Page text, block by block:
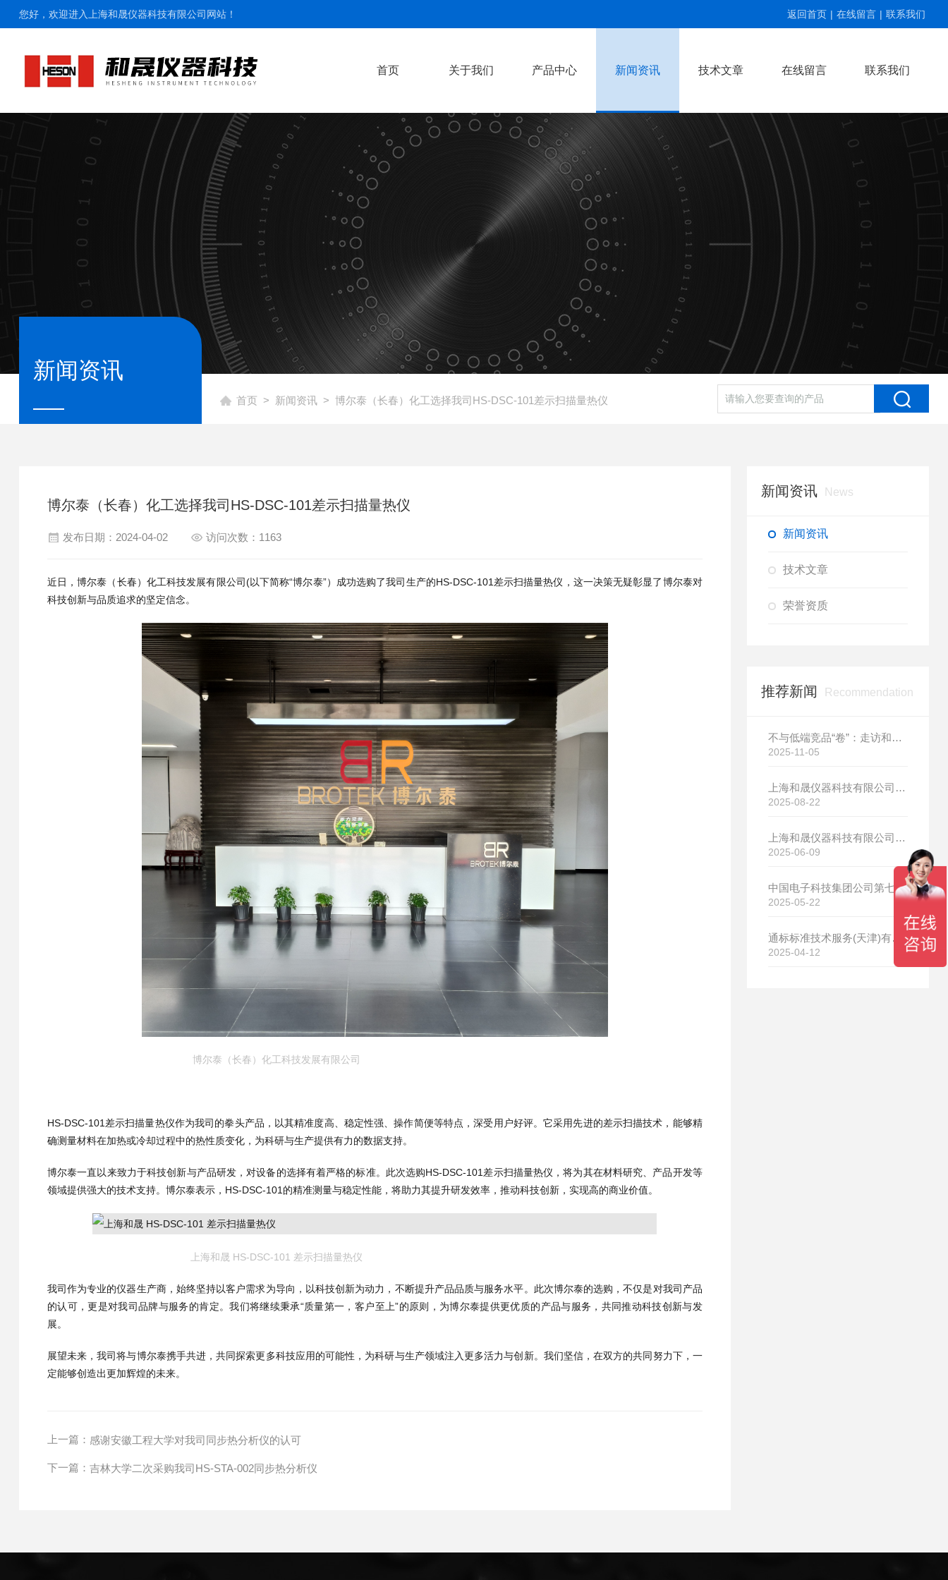
您好，欢迎进入上海和晟仪器科技有限公司网站！ 返回首页 | 在线留言 | 联系我们
首页 关于我们 产品中心 新闻资讯 技术文章 在线留言 联系我们
新闻资讯
首页 > 新闻资讯> 博尔泰（长春）化工选择我司HS-DSC-101差示扫描量热仪
博尔泰（长春）化工选择我司HS-DSC-101差示扫描量热仪
发布日期：2024-04-02 访问次数：1163
近日，博尔泰（长春）化工科技发展有限公司(以下简称“博尔泰”）成功选购了我司生产的HS-DSC-101差示扫描量热仪，这一决策无疑彰显了博尔泰对
科技创新与品质追求的坚定信念。
博尔泰（长春）化工科技发展有限公司
HS-DSC-101差示扫描量热仪作为我司的拳头产品，以其精准度高、稳定性强、操作简便等特点，深受用户好评。它采用先进的差示扫描技术，能够精
确测量材料在加热或冷却过程中的热性质变化，为科研与生产提供有力的数据支持。
博尔泰一直以来致力于科技创新与产品研发，对设备的选择有着严格的标准。此次选购HS-DSC-101差示扫描量热仪，将为其在材料研究、产品开发等
领域提供强大的技术支持。博尔泰表示，HS-DSC-101的精准测量与稳定性能，将助力其提升研发效率，推动科技创新，实现高的商业价值。
上海和晟 HS-DSC-101 差示扫描量热仪
我司作为专业的仪器生产商，始终坚持以客户需求为导向，以科技创新为动力，不断提升产品品质与服务水平。此次博尔泰的选购，不仅是对我司产品
的认可，更是对我司品牌与服务的肯定。我们将继续秉承“质量第一，客户至上”的原则，为博尔泰提供更优质的产品与服务，共同推动科技创新与发
展。
展望未来，我司将与博尔泰携手共进，共同探索更多科技应用的可能性，为科研与生产领域注入更多活力与创新。我们坚信，在双方的共同努力下，一
定能够创造出更加辉煌的未来。
上一篇： 感谢安徽工程大学对我司同步热分析仪的认可
下一篇： 吉林大学二次采购我司HS-STA-002同步热分析仪
新闻资讯 News
新闻资讯
技术文章
荣誉资质
推荐新闻 Recommendation
不与低端竞品“卷”：走访和晟科技，探寻国产热分析如何行稳致远
2025-11-05
上海和晟仪器科技有限公司新厂开工大吉
2025-08-22
上海和晟仪器科技有限公司新厂开工大吉
2025-06-09
中国电子科技集团公司第七研究所选购我司差示扫描量热仪
2025-05-22
通标标准技术服务(天津)有限公司选购我司HS-DR-5导热系数测试仪
2025-04-12